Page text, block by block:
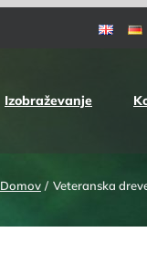
Izobraževanje
Domov Veteranska